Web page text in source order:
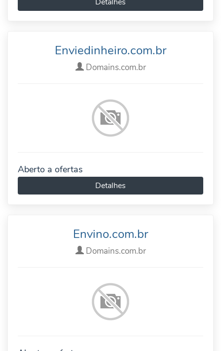
Enviedinheiro.com.br
Domains.com.br
Aberto a ofertas
Detalhes
Envino.com.br
Domains.com.br